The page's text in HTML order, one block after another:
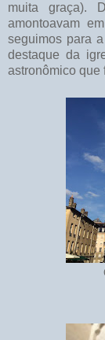
muita graça).
amontoavam
seguimos para
destaque da
astronômico que